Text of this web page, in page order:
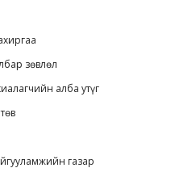
зөвлөл
алба утүг
газар